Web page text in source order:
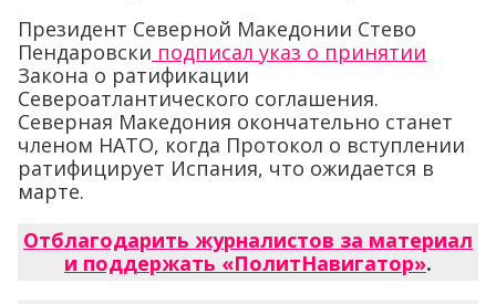
Президент Северной Македонии Стево
Пендаровски подписал указ о принятии
Закона о ратификации
Североатлантического соглашения.
Северная Македония окончательно станет
членом НАТО, когда Протокол о вступлении
ратифицирует Испания, что ожидается в
марте.
Отблагодарить журналистов за материал
и поддержать «ПолитНавигатор».